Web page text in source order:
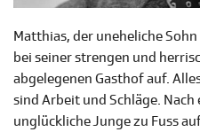
Matthias, der uneheliche
bei seiner strengen und
abgelegenen Gasthof auf.
sind Arbeit und Schläge.
unglückliche Junge zu Fuss